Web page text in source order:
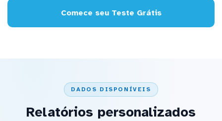
Comece seu Teste Grátis
DADOS DISPONÍVEIS
Relatórios personalizados